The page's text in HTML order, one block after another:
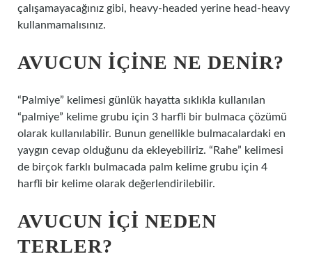
çalışamayacağınız gibi, heavy-headed yerine head-heavy
kullanmamalısınız.
AVUCUN IÇINE NE DENIR?
“Palmiye” kelimesi günlük hayatta sıklıkla kullanılan
“palmiye” kelime grubu için 3 harfli bir bulmaca çözümü
olarak kullanılabilir. Bunun genellikle bulmacalardaki en
yaygın cevap olduğunu da ekleyebiliriz. “Rahe” kelimesi
de birçok farklı bulmacada palm kelime grubu için 4
harfli bir kelime olarak değerlendirilebilir.
AVUCUN IÇI NEDEN
TERLER?